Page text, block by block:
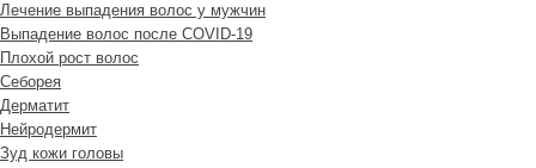
Лечение выпадения волос у мужчин
Выпадение волос после COVID-19
Плохой рост волос
Cеборея
Дерматит
Нейродермит
Зуд кожи головы